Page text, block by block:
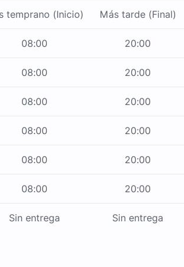
temprano (Inicio) Más tarde (Final)
08:00 20:00
08:00 20:00
08:00 20:00
08:00 20:00
08:00 20:00
08:00 20:00
Sin entrega Sin entrega